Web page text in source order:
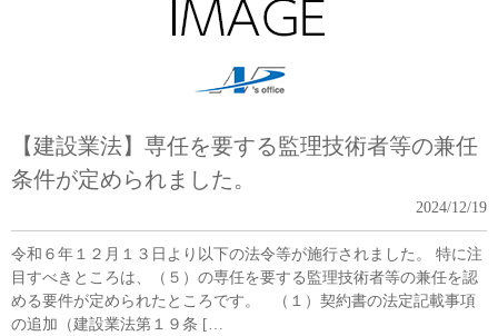
【建設業法】専任を要する監理技術者等の兼任
条件が定められました。
2024/12/19
令和６年１２月１３日より以下の法令等が施行されました。 特に注
目すべきところは、（５）の専任を要する監理技術者等の兼任を認
める要件が定められたところです。 （１）契約書の法定記載事項
の追加（建設業法第１９条 […